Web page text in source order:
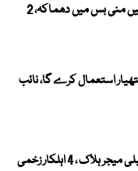
دمشق کے نواحی علاقے جرمانہ میں منی بس میں دھماکہ، 2
استعمال کرے گا، نائب